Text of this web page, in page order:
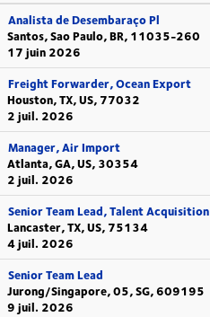
Analista de Desembaraço Pl
Santos, Sao Paulo, BR, 11035-260
17 juin 2026
Freight Forwarder, Ocean Export
Houston, TX, US, 77032
2 juil. 2026
Manager, Air Import
Atlanta, GA, US, 30354
2 juil. 2026
Senior Team Lead, Talent Acquisition
Lancaster, TX, US, 75134
4 juil. 2026
Senior Team Lead
Jurong/Singapore, 05, SG, 609195
9 juil. 2026